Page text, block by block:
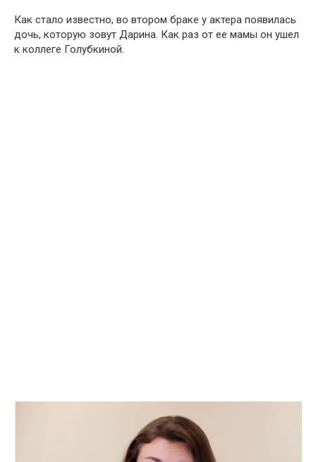
Как стало известно, во втором браке у актера появилась
дочь, которую зовут Дарина. Как раз от ее мамы он ушел
к коллеге Голубкиной.